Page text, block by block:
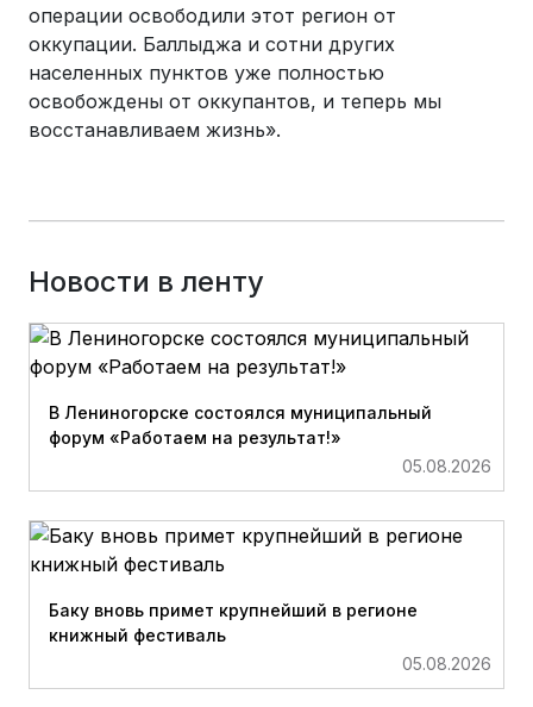
операции освободили этот регион от
оккупации. Баллыджа и сотни других
населенных пунктов уже полностью
освобождены от оккупантов, и теперь мы
восстанавливаем жизнь».
Новости в ленту
В Лениногорске состоялся муниципальный
форум «Работаем на результат!»
05.08.2026
Баку вновь примет крупнейший в регионе
книжный фестиваль
05.08.2026